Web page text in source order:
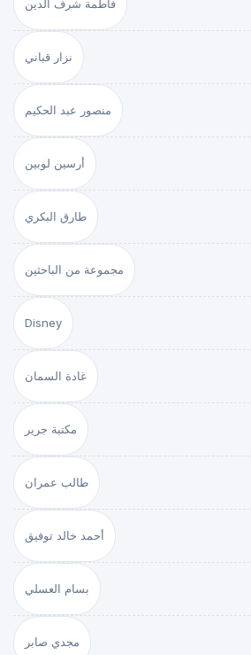
فاطمة شرف الدين
نزار قباني
منصور عبد الحكيم
أرسين لوبين
طارق البكري
مجموعة من الباحثين
Disney
غادة السمان
مكتبة جرير
طالب عمران
أحمد خالد توفيق
بسام العسلي
مجدي صابر